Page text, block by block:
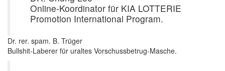
Online-Koordinator für KIA LOTTERIE
Promotion International Program.
Dr. rer. spam. B. Trüger
Bullshit-Laberer für uraltes Vorschussbetrug-Masche.